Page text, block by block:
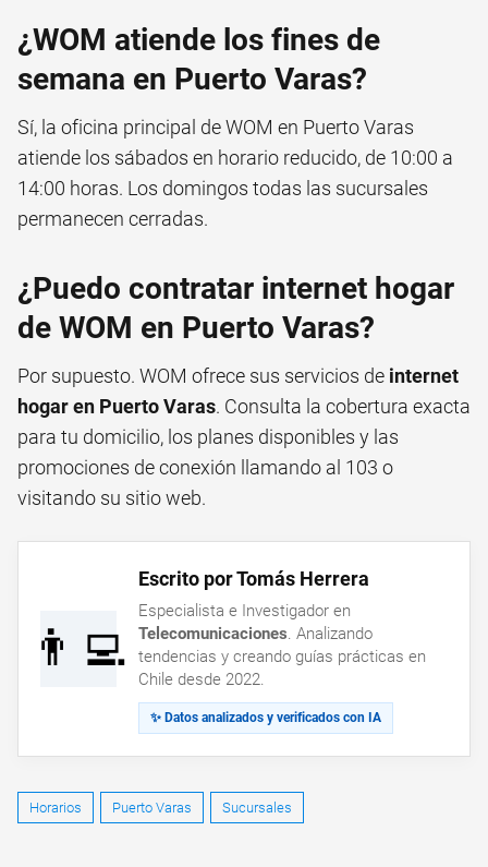
¿WOM atiende los fines de
semana en Puerto Varas?
Sí, la oficina principal de WOM en Puerto Varas
atiende los sábados en horario reducido, de 10:00 a
14:00 horas. Los domingos todas las sucursales
permanecen cerradas.
¿Puedo contratar internet hogar
de WOM en Puerto Varas?
Por supuesto. WOM ofrece sus servicios de internet
hogar en Puerto Varas. Consulta la cobertura exacta
para tu domicilio, los planes disponibles y las
promociones de conexión llamando al 103 o
visitando su sitio web.
👨‍💻
Escrito por Tomás Herrera
Especialista e Investigador en
Telecomunicaciones. Analizando
tendencias y creando guías prácticas en
Chile desde 2022.
✨ Datos analizados y verificados con IA
Horarios Puerto Varas Sucursales